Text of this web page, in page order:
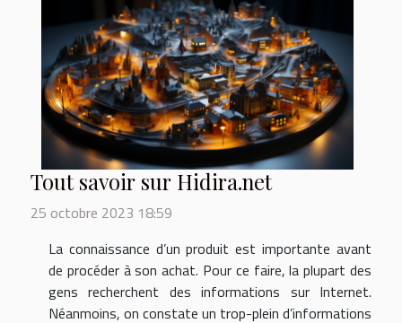
Tout savoir sur Hidira.net
25 octobre 2023 18:59
La connaissance d’un produit est importante avant
de procéder à son achat. Pour ce faire, la plupart des
gens recherchent des informations sur Internet.
Néanmoins, on constate un trop-plein d’informations